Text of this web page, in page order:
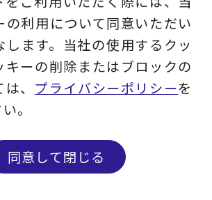
ソリューション一覧
の利用について同意いただい
します。当社の使用するクッ
キーの削除またはブロックの
、 プライバシーポリシーを
。
同意して閉じる